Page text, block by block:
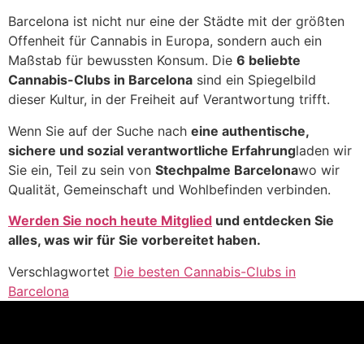
Barcelona ist nicht nur eine der Städte mit der größten
Offenheit für Cannabis in Europa, sondern auch ein
Maßstab für bewussten Konsum. Die 6 beliebte
Cannabis-Clubs in Barcelona sind ein Spiegelbild
dieser Kultur, in der Freiheit auf Verantwortung trifft.
Wenn Sie auf der Suche nach eine authentische,
sichere und sozial verantwortliche Erfahrungladen wir
Sie ein, Teil zu sein von Stechpalme Barcelonawo wir
Qualität, Gemeinschaft und Wohlbefinden verbinden.
Werden Sie noch heute Mitglied und entdecken Sie
alles, was wir für Sie vorbereitet haben.
Verschlagwortet Die besten Cannabis-Clubs in
Barcelona